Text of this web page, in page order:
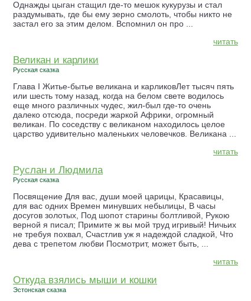
Однажды цыган стащил где-то мешок кукурузы и стал
раздумывать, где бы ему зерно смолоть, чтобы никто не
застал его за этим делом. Вспомнил он про ...
читать
Великан и карлики
Русская сказка
Глава I Житье-бытье великана и карликовЛет тысяч пять
или шесть тому назад, когда на белом свете водилось
еще много различных чудес, жил-был где-то очень
далеко отсюда, посреди жаркой Африки, огромный
великан. По соседству с великаном находилось целое
царство удивительно маленьких человечков. Великана ...
читать
Руслан и Людмила
Русская сказка
Посвящение Для вас, души моей царицы, Красавицы,
для вас одних Времен минувших небылицы, В часы
досугов золотых, Под шопот старины болтливой, Рукою
верной я писал; Примите ж вы мой труд игривый! Ничьих
не требуя похвал, Счастлив уж я надеждой сладкой, Что
дева с трепетом любви Посмотрит, может быть, ...
читать
Откуда взялись мыши и кошки
Эстонская сказка